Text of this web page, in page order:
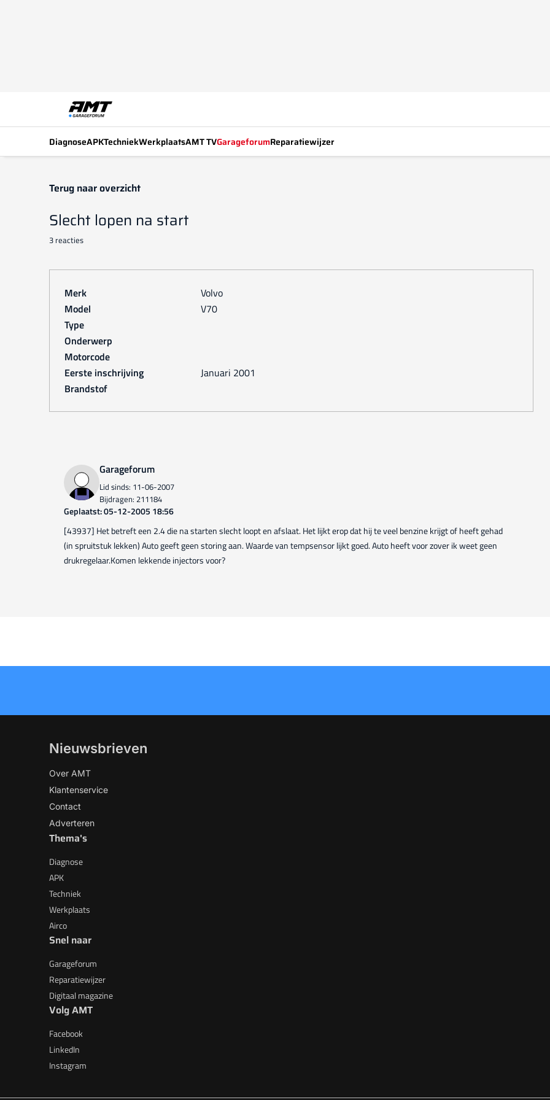
DiagnoseAPKTechniekWerkplaatsAMT TVGarageforumReparatiewijzer
Terug naar overzicht
Slecht lopen na start
3 reacties
Merk
Volvo
Model
V70
Type
Onderwerp
Motorcode
Eerste inschrijving
januari 2001
Brandstof
Garageforum
Lid sinds: 11-06-2007
Bijdragen: 211184
Geplaatst: 05-12-2005 18:56
[43937] Het betreft een 2.4 die na starten slecht loopt en afslaat. Het lijkt erop dat hij te veel benzine krijgt of heeft gehad
(in spruitstuk lekken) Auto geeft geen storing aan. Waarde van tempsensor lijkt goed. Auto heeft voor zover ik weet geen
drukregelaar.Komen lekkende injectors voor?
Nieuwsbrieven
Over AMT
Klantenservice
Contact
Adverteren
Thema's
Diagnose
APK
Techniek
Werkplaats
Airco
Snel naar
Garageforum
Reparatiewijzer
Digitaal magazine
Volg AMT
Facebook
LinkedIn
Instagram